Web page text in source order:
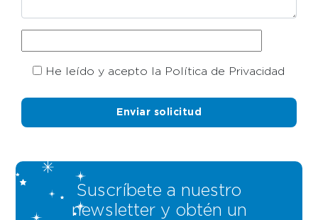
He leído y acepto la Política de Privacidad
Suscríbete a nuestro
newsletter y obtén un